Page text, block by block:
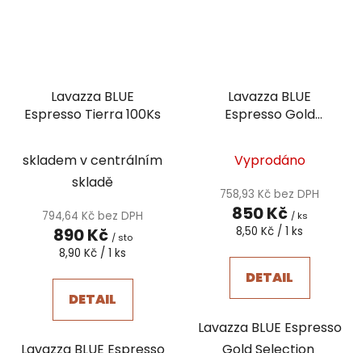
Lavazza BLUE
Espresso Tierra 100Ks
skladem v centrálním
skladě
794,64 Kč bez DPH
890 Kč / sto
Měrná
8,90 Kč / 1 ks
DETAIL
Lavazza BLUE
Espresso Gold
Vyprodáno
758,93 Kč bez DPH
850 Kč / ks
Měrná
8,50 Kč / 1 ks
DETAIL
Lavazza BLUE Espresso